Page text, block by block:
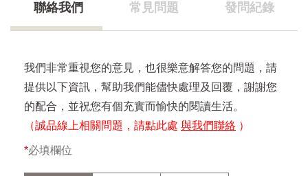
聯絡我們 常見問題 發問紀錄
我們非常重視您的意見，也很樂意解答您的問題，請
提供以下資訊，幫助我們能儘快處理及回覆，謝謝您
的配合，並祝您有個充實而愉快的閱讀生活。
（誠品線上相關問題，請點此處 與我們聯絡 ）
*必填欄位